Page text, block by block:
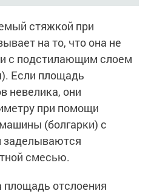
стяжкой при
на то, что она не
с подстилающим слоем
Если площадь
невелика, они
при помощи
(болгарки) с
смесью.
площадь отслоения